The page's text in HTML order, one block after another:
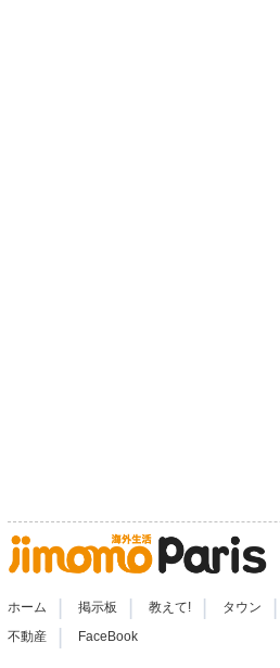
ホーム 掲示板 教えて! タウン
不動産 FaceBook